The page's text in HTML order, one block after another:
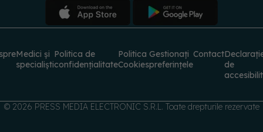
Medici și
specialiști
Politica de
confidențialitate
Politica
Cookies
Gestionați
preferințele
Contact
de
© 2026 PRESS MEDIA ELECTRONIC S.R.L. Toate drepturile rezervate